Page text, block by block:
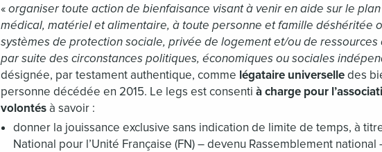
«organiser toute action de bienfaisance visant à venir en aide sur le
médical, matériel et alimentaire, à toute personne et famille déshéritée
systèmes de protection sociale, privée de logement et/ou de ressources
par suite des circonstances politiques, économiques ou sociales
désignée, par testament authentique, comme légataire universelledes
personne décédée en 2015. Le legs est consenti à charge pour
volontés à savoir :
donner la jouissance exclusive sans indication de limite de temps, à
National pour l’Unité Française (FN) – devenu Rassemblement